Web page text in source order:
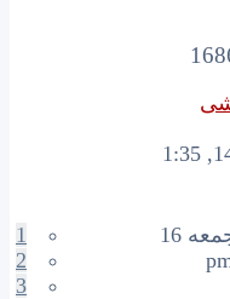
پنج شنبه 6 شهریور 1404, 1:35
1
2
3
» جمعه 16